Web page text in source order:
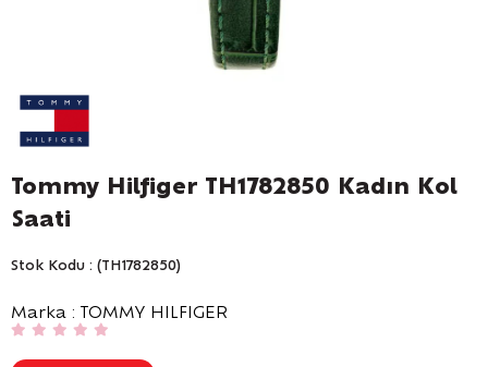
Tommy Hilfiger TH1782850 Kadın Kol
Saati
Stok Kodu (TH1782850)
Marka : TOMMY HILFIGER